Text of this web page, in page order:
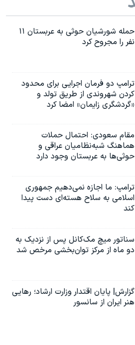
حمله شورشیان حوثی به عربستان ۱۱
نفر را مجروح کرد
ترامپ دو فرمان اجرایی برای محدود
کردن شهروندی از طریق تولد و
«گردشگری زایمان» امضا کرد
مقام سعودی: احتمال حملات
هماهنگ شبه‌نظامیان عراقی و
حوثی‌ها به عربستان وجود دارد
ترامپ: ما اجازه نمی‌دهیم جمهوری
اسلامی به سلاح هسته‌ای دست پیدا
کند
سناتور میچ مک‌کانل پس از نزدیک به
دو ماه از مرکز توان‌بخشی مرخص شد
گزارش| پایان اقتدار وزارت ارشاد؛ رهایی
هنر ایران از سانسور